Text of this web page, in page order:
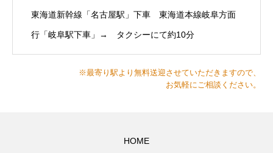
東海道新幹線「名古屋駅」下車 東海道本線岐阜方面
行「岐阜駅下車」→ タクシーにて約10分
※最寄り駅より無料送迎させていただきますので、
お気軽にご相談ください。
HOME